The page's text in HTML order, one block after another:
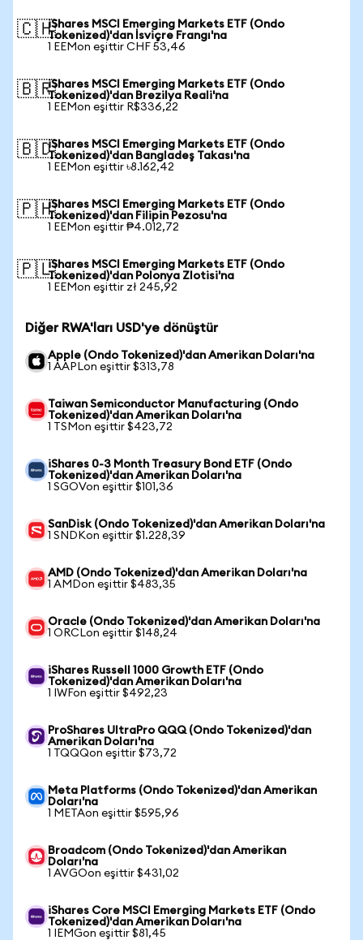
🇨🇭iShares MSCI Emerging Markets ETF (Ondo
Tokenized)'dan İsviçre Frangı'na
1 EEMon eşittir CHF 53,46
🇧🇷iShares MSCI Emerging Markets ETF (Ondo
Tokenized)'dan Brezilya Reali'na
1 EEMon eşittir R$336,22
🇧🇩iShares MSCI Emerging Markets ETF (Ondo
Tokenized)'dan Bangladeş Takası'na
1 EEMon eşittir ৳8.162,42
🇵🇭iShares MSCI Emerging Markets ETF (Ondo
Tokenized)'dan Filipin Pezosu'na
1 EEMon eşittir ₱4.012,72
🇵🇱iShares MSCI Emerging Markets ETF (Ondo
Tokenized)'dan Polonya Zlotisi'na
1 EEMon eşittir zł 245,92
Diğer RWA'ları USD'ye dönüştür
Apple (Ondo Tokenized)'dan Amerikan Doları'na
1 AAPLon eşittir $313,78
Taiwan Semiconductor Manufacturing (Ondo
Tokenized)'dan Amerikan Doları'na
1 TSMon eşittir $423,72
iShares 0-3 Month Treasury Bond ETF (Ondo
Tokenized)'dan Amerikan Doları'na
1 SGOVon eşittir $101,36
SanDisk (Ondo Tokenized)'dan Amerikan Doları'na
1 SNDKon eşittir $1.228,39
AMD (Ondo Tokenized)'dan Amerikan Doları'na
1 AMDon eşittir $483,35
Oracle (Ondo Tokenized)'dan Amerikan Doları'na
1 ORCLon eşittir $148,24
iShares Russell 1000 Growth ETF (Ondo
Tokenized)'dan Amerikan Doları'na
1 IWFon eşittir $492,23
ProShares UltraPro QQQ (Ondo Tokenized)'dan
Amerikan Doları'na
1 TQQQon eşittir $73,72
Meta Platforms (Ondo Tokenized)'dan Amerikan
Doları'na
1 METAon eşittir $595,96
Broadcom (Ondo Tokenized)'dan Amerikan
Doları'na
1 AVGOon eşittir $431,02
iShares Core MSCI Emerging Markets ETF (Ondo
Tokenized)'dan Amerikan Doları'na
1 IEMGon eşittir $81,45